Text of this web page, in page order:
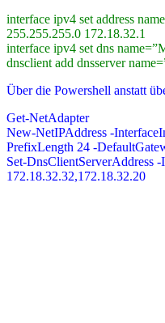
interface ipv4 set address
255.255.255.0 172.18.32.1
interface ipv4 set dns
dnsclient add dnsserver
Über die Powershell anstatt
Get-NetAdapter
New-NetIPAddress -
PrefixLength 24 -
Set-DnsClientServerAddress
172.18.32.32,172.18.32.20